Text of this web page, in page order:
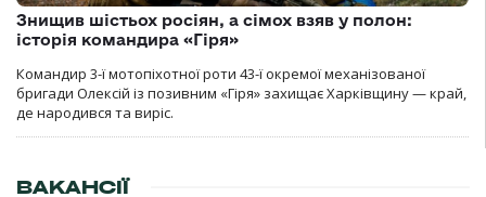
Знищив шістьох росіян, а сімох взяв у полон:
історія командира «Гіря»
Командир 3-ї мотопіхотної роти 43-ї окремої механізованої
бригади Олексій із позивним «Гіря» захищає Харківщину — край,
де народився та виріс.
ВАКАНСІЇ